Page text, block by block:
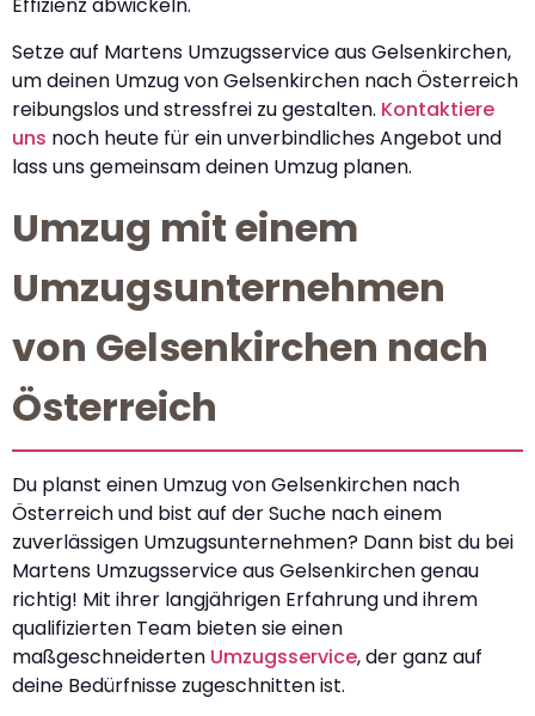
Effizienz abwickeln.
Setze auf Martens Umzugsservice aus Gelsenkirchen,
um deinen Umzug von Gelsenkirchen nach Österreich
reibungslos und stressfrei zu gestalten. Kontaktiere
uns noch heute für ein unverbindliches Angebot und
lass uns gemeinsam deinen Umzug planen.
Umzug mit einem
Umzugsunternehmen
von Gelsenkirchen nach
Österreich
Du planst einen Umzug von Gelsenkirchen nach
Österreich und bist auf der Suche nach einem
zuverlässigen Umzugsunternehmen? Dann bist du bei
Martens Umzugsservice aus Gelsenkirchen genau
richtig! Mit ihrer langjährigen Erfahrung und ihrem
qualifizierten Team bieten sie einen
maßgeschneiderten Umzugsservice, der ganz auf
deine Bedürfnisse zugeschnitten ist.